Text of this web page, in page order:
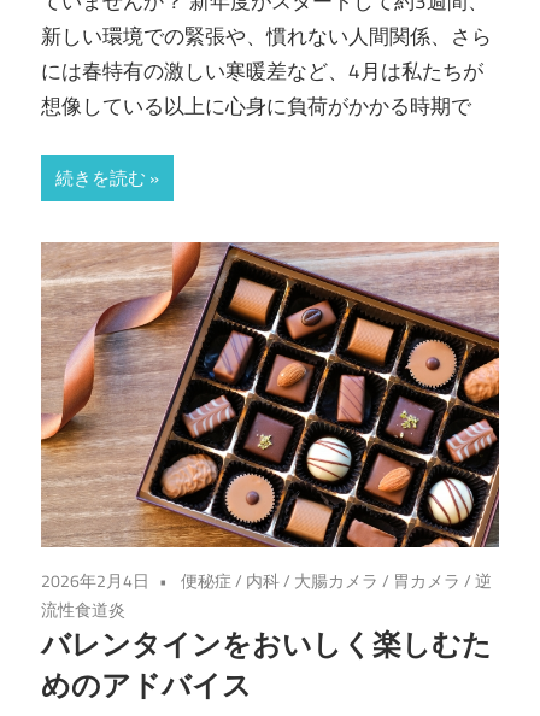
IBD
ク
リ
ニ
ッ
ク
新しい環境での緊張や、慣れない人間関係、さら
には春特有の激しい寒暖差など、4月は私たちが
想像している以上に心身に負荷がかかる時期で
続きを読む
2026年2月4日 便秘症/ 内科/ 大腸カメラ / 胃カメラ /逆
流性食道炎
バレンタインをおいしく楽しむた
めのアドバイス